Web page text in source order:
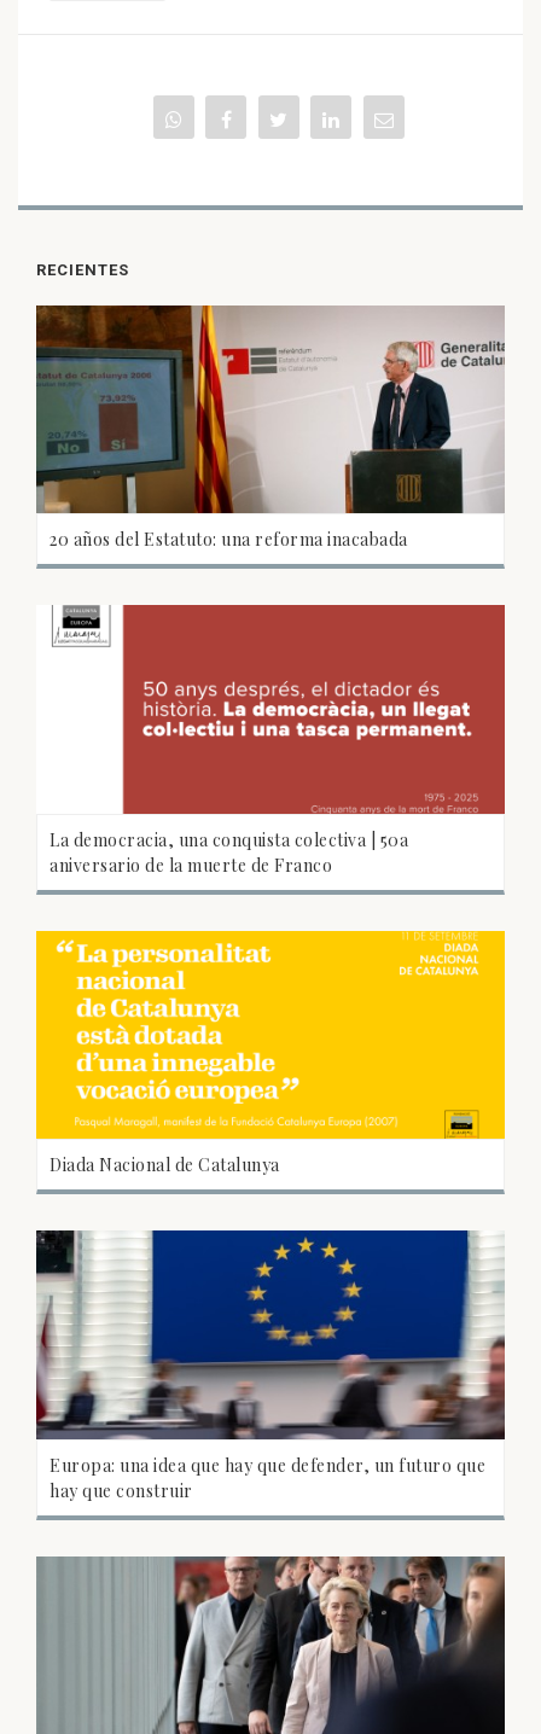
RECIENTES
20 años del Estatuto: una reforma inacabada
La democracia, una conquista colectiva | 50a
aniversario de la muerte de Franco
Diada Nacional de Catalunya
Europa: una idea que hay que defender, un futuro que
hay que construir